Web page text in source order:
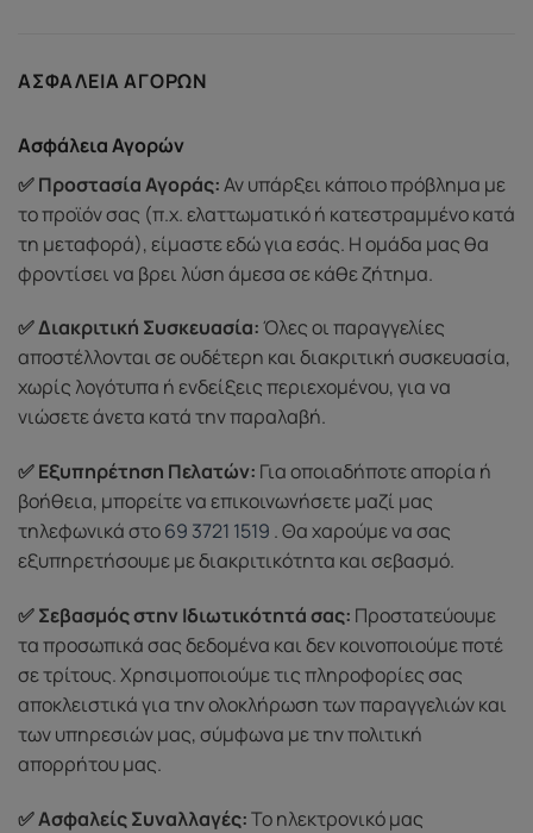
ΑΣΦΆΛΕΙΑ ΑΓΟΡΏΝ
Ασφάλεια Αγορών
✅ Προστασία Αγοράς:Αν υπάρξει κάποιο πρόβλημα με
το προϊόν σας (π.χ. ελαττωματικό ή κατεστραμμένο κατά
τη μεταφορά), είμαστε εδώ για εσάς. Η ομάδα μας θα
φροντίσει να βρει λύση άμεσα σε κάθε ζήτημα.
✅ Διακριτική Συσκευασία:Όλες οι παραγγελίες
αποστέλλονται σε ουδέτερη και διακριτική συσκευασία,
χωρίς λογότυπα ή ενδείξεις περιεχομένου, για να
νιώσετε άνετα κατά την παραλαβή.
✅ Εξυπηρέτηση Πελατών: Για οποιαδήποτε απορία ή
βοήθεια, μπορείτε να επικοινωνήσετε μαζί μας
τηλεφωνικά στο69 3721 1519 . Θα χαρούμε να σας
εξυπηρετήσουμε με διακριτικότητα και σεβασμό.
✅ Σεβασμός στην Ιδιωτικότητά σας: Προστατεύουμε
τα προσωπικά σας δεδομένα και δεν κοινοποιούμε ποτέ
σε τρίτους. Χρησιμοποιούμε τις πληροφορίες σας
αποκλειστικά για την ολοκλήρωση των παραγγελιών και
των υπηρεσιών μας, σύμφωνα με την πολιτική
απορρήτου μας.
✅ Ασφαλείς Συναλλαγές:Το ηλεκτρονικό μας